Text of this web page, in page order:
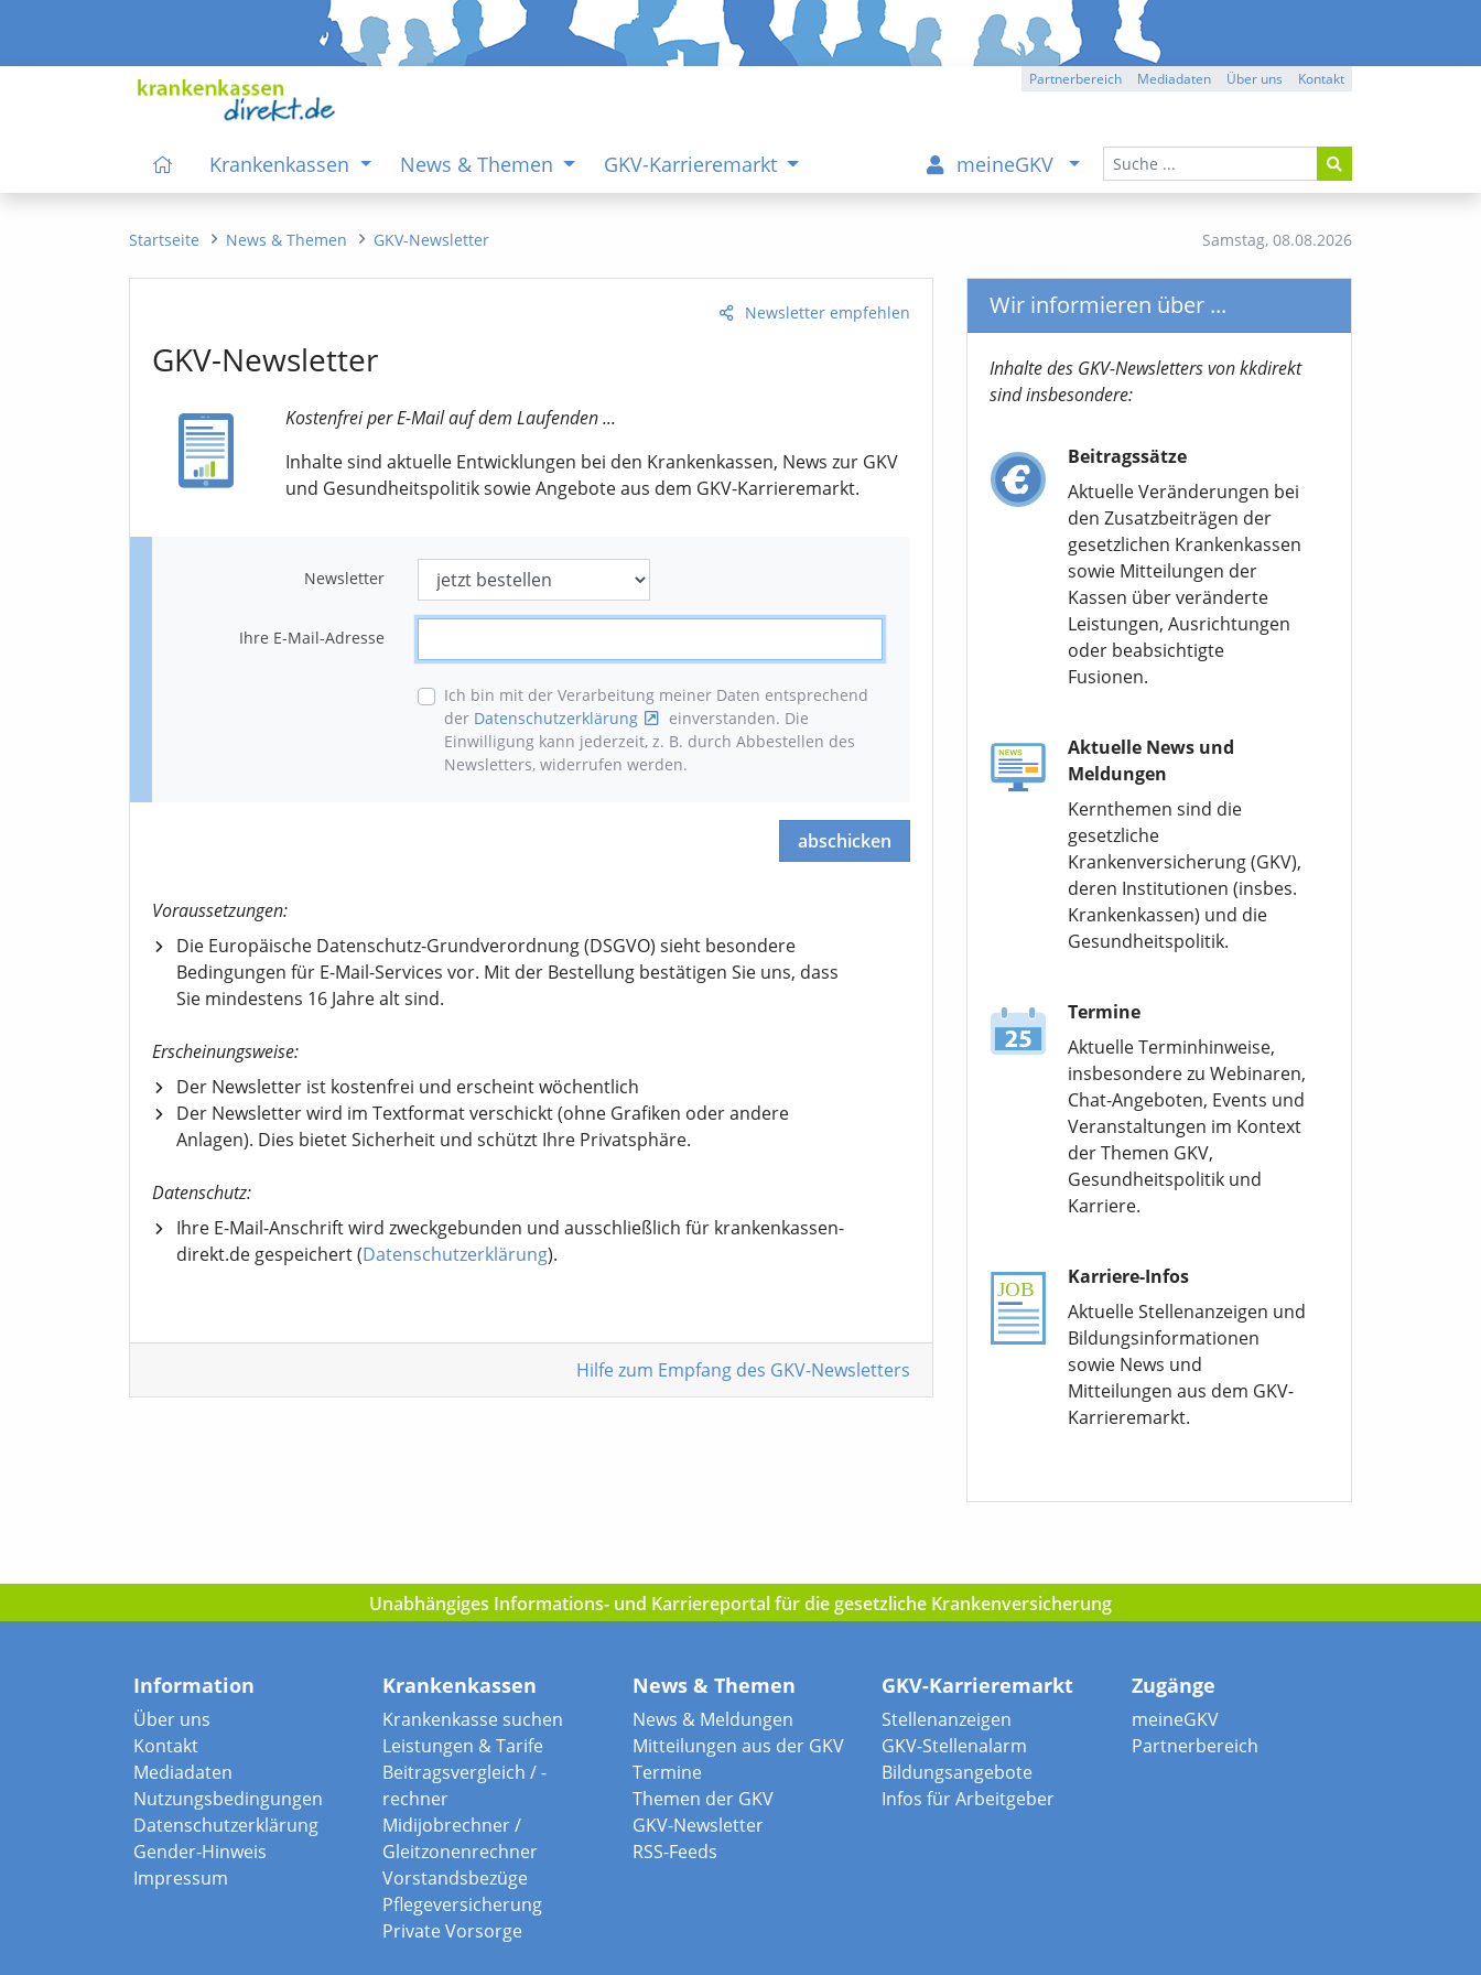
Partnerbereich Mediadaten Über uns Kontakt
Krankenkassen News & Themen GKV-Karrieremarkt meineGKV
Samstag, 08.08.2026
Startseite News & Themen GKV-Newsletter
Newsletter empfehlen
GKV-Newsletter
Kostenfrei per E-Mail auf dem Laufenden ...
Inhalte sind aktuelle Entwicklungen bei den Krankenkassen, News zur GKV
und Gesundheitspolitik sowie Angebote aus dem GKV-Karrieremarkt.
Newsletter
Ihre E-Mail-Adresse
Ich bin mit der Verarbeitung meiner Daten entsprechend
der Datenschutzerklärung
einverstanden. Die
Einwilligung kann jederzeit, z. B. durch Abbestellen des
Newsletters, widerrufen werden.
abschicken
Voraussetzungen:
Die Europäische Datenschutz-Grundverordnung (DSGVO) sieht besondere
Bedingungen für E-Mail-Services vor. Mit der Bestellung bestätigen Sie uns, dass
Sie mindestens 16 Jahre alt sind.
Erscheinungsweise:
Der Newsletter ist kostenfrei und erscheint wöchentlich
Der Newsletter wird im Textformat verschickt (ohne Grafiken oder andere
Anlagen). Dies bietet Sicherheit und schützt Ihre Privatsphäre.
Datenschutz:
Ihre E-Mail-Anschrift wird zweckgebunden und ausschließlich für krankenkassen-
direkt.de gespeichert (Datenschutzerklärung).
Hilfe zum Empfang des GKV-Newsletters
Wir informieren über ...
Inhalte des GKV-Newsletters von kkdirekt
sind insbesondere:
Beitragssätze
Aktuelle Veränderungen bei
den Zusatzbeiträgen der
gesetzlichen Krankenkassen
sowie Mitteilungen der
Kassen über veränderte
Leistungen, Ausrichtungen
oder beabsichtigte
Fusionen.
Aktuelle News und
Meldungen
Kernthemen sind die
gesetzliche
Krankenversicherung (GKV),
deren Institutionen (insbes.
Krankenkassen) und die
Gesundheitspolitik.
Termine
Aktuelle Terminhinweise,
insbesondere zu Webinaren,
Chat-Angeboten, Events und
Veranstaltungen im Kontext
der Themen GKV,
Gesundheitspolitik und
Karriere.
Karriere-Infos
Aktuelle Stellenanzeigen und
Bildungsinformationen
sowie News und
Mitteilungen aus dem GKV-
Karrieremarkt.
Unabhängiges Informations- und Karriereportal für die gesetzliche Krankenversicherung
Information
Über uns
Kontakt
Mediadaten
Nutzungsbedingungen
Datenschutzerklärung
Gender-Hinweis
Impressum
Krankenkassen
Krankenkasse suchen
Leistungen & Tarife
Beitragsvergleich / -
rechner
Midijobrechner /
Gleitzonenrechner
Vorstandsbezüge
Pflegeversicherung
Private Vorsorge
News & Themen
News & Meldungen
Mitteilungen aus der GKV
Termine
Themen der GKV
GKV-Newsletter
RSS-Feeds
GKV-Karrieremarkt
Stellenanzeigen
GKV-Stellenalarm
Bildungsangebote
Infos für Arbeitgeber
Zugänge
meineGKV
Partnerbereich